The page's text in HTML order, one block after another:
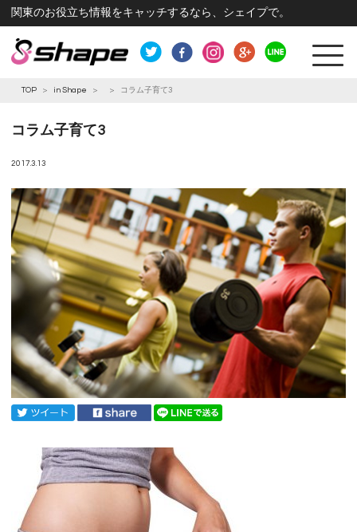
関東のお役立ち情報をキャッチするなら、シェイプで。
TOP > in Shape > > コラム子育て3
コラム子育て3
2017.3.13